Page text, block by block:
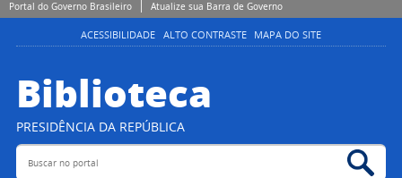
Portal do Governo Brasileiro Atualize sua Barra de Governo
ACESSIBILIDADE ALTO CONTRASTE MAPA DO SITE
Biblioteca
PRESIDÊNCIA DA REPÚBLICA
Buscar no portal